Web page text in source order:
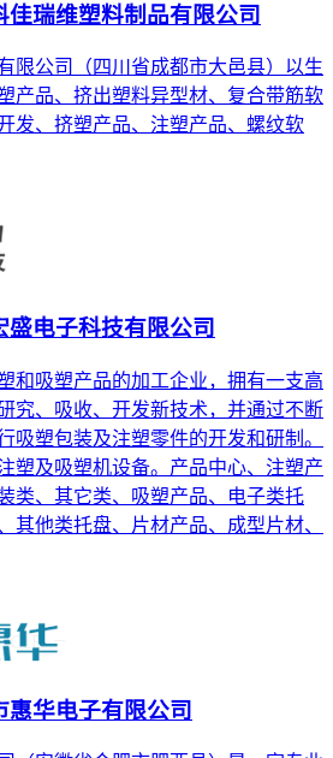
佳瑞维塑料制品有限公司
限公司（四川省成都市大邑县）以生
产品、挤出塑料异型材、复合带筋软
发、挤塑产品、注塑产品、螺纹软
盛电子科技有限公司
和吸塑产品的加工企业，拥有一支高
究、吸收、开发新技术，并通过不断
吸塑包装及注塑零件的开发和研制。
塑及吸塑机设备。产品中心、注塑产
类、其它类、吸塑产品、电子类托
其他类托盘、片材产品、成型片材、
惠华电子有限公司